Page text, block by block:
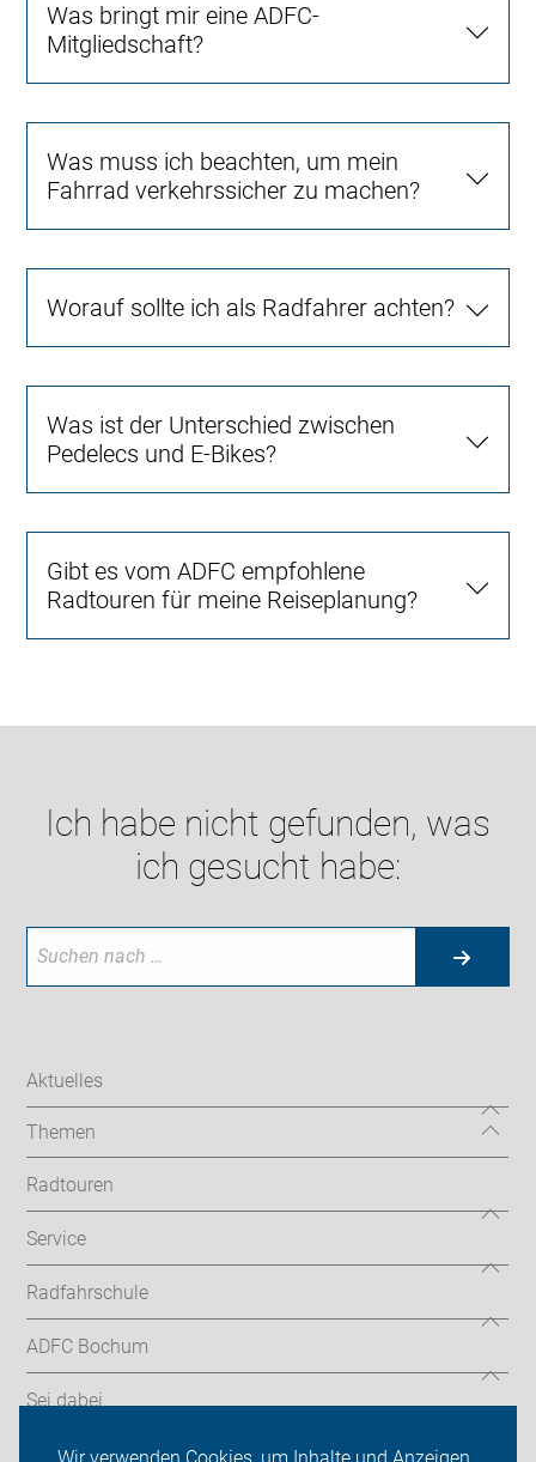
Was bringt mir eine ADFC-
Mitgliedschaft?
Was muss ich beachten, um mein
Fahrrad verkehrssicher zu machen?
Worauf sollte ich als Radfahrer achten?
Was ist der Unterschied zwischen
Pedelecs und E-Bikes?
Gibt es vom ADFC empfohlene
Radtouren für meine Reiseplanung?
Ich habe nicht gefunden, was
ich gesucht habe:
Aktuelles
Themen
Radtouren
Service
Radfahrschule
ADFC Bochum
Sei dabei
Presse